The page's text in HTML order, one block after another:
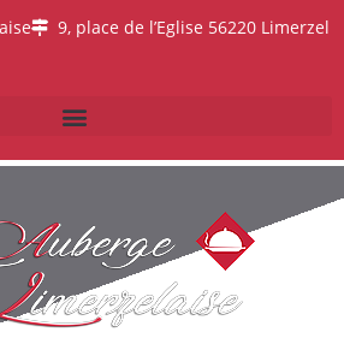
9, place de l’Eglise 56220 Limerzel